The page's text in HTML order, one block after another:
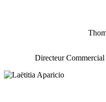
Directeur